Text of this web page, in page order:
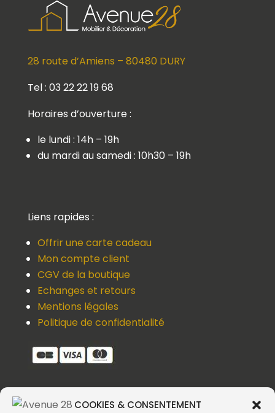
COOKIES & CONSENTEMENT
28 route d’Amiens – 80480 DURY
Tel : 03 22 22 19 68
Horaires d’ouverture :
le lundi : 14h – 19h
du mardi au samedi : 10h30 – 19h
Liens rapides :
Offrir une carte cadeau
Mon compte client
CGV de la boutique
Echanges et retours
Mentions légales
Politique de confidentialité